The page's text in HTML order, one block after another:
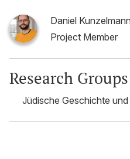
Daniel Kunzelmann
Project Member
Research Groups
Jüdische Geschichte